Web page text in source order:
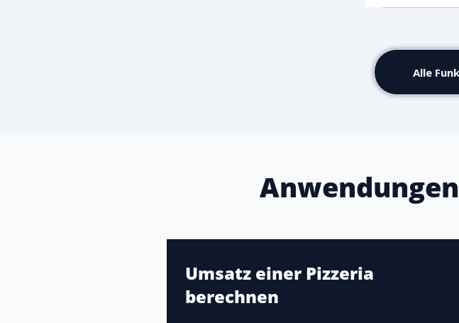
Alle
Umsatz einer Pizzeria
berechnen